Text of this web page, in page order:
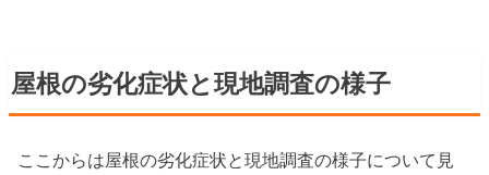
屋根の劣化症状と現地調査の様子
ここからは屋根の劣化症状と現地調査の様子について見